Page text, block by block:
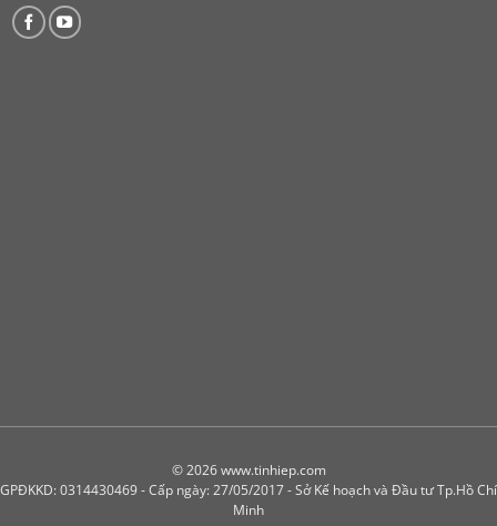
© 2026 www.tinhiep.com
GPĐKKD: 0314430469 - Cấp ngày: 27/05/2017 - Sở Kế hoạch và Đầu tư Tp.Hồ Chí
Minh